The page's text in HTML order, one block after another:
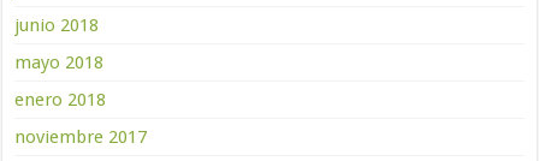
junio 2018
mayo 2018
enero 2018
noviembre 2017